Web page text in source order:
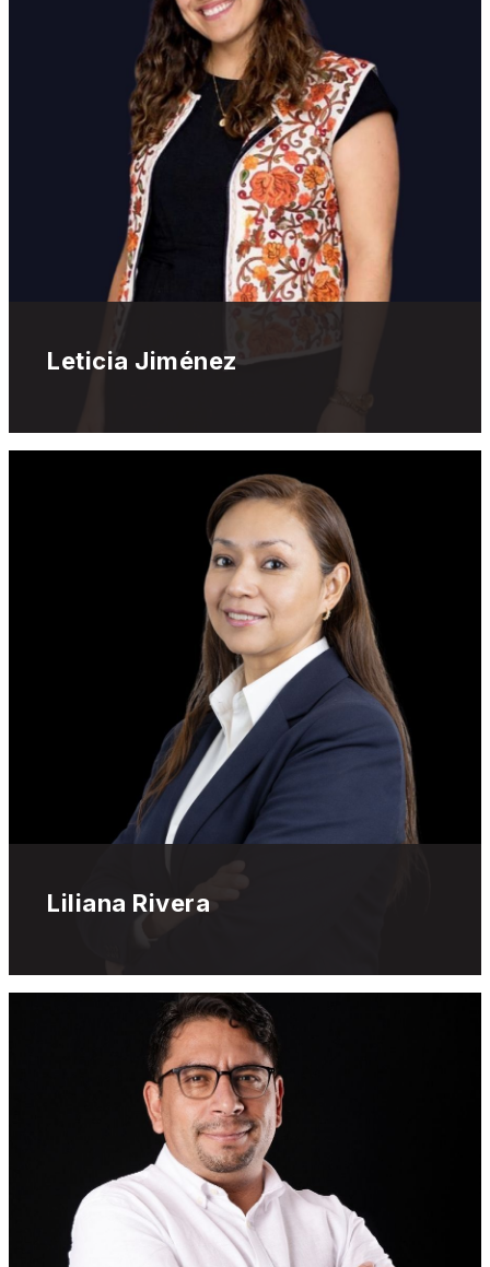
Leticia Jiménez
Liliana Rivera